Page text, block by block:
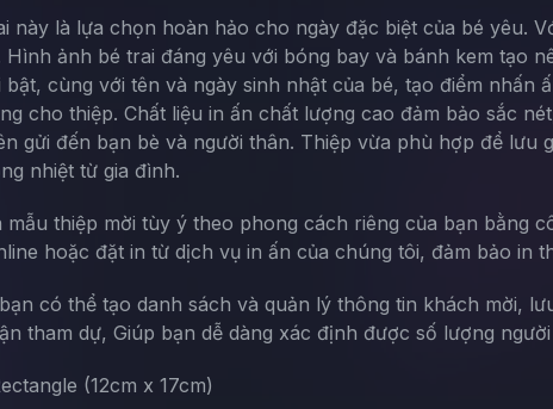
này là lựa chọn hoàn hảo cho ngày đặc biệt của bé yêu.
Hình ảnh bé trai đáng yêu với bóng bay và bánh kem tạo
cùng với tên và ngày sinh nhật của bé, tạo điểm nhấn
cho thiệp. Chất liệu in ấn chất lượng cao đảm bảo sắc
gửi đến bạn bè và người thân. Thiệp vừa phù hợp để
nhiệt từ gia đình.
thiệp mời tùy ý theo phong cách riêng của bạn bằng
hoặc đặt in từ dịch vụ in ấn của chúng tôi, đảm bảo in
có thể tạo danh sách và quản lý thông tin khách mời,
tham dự, Giúp bạn dễ dàng xác định được số lượng
(12cm x 17cm)